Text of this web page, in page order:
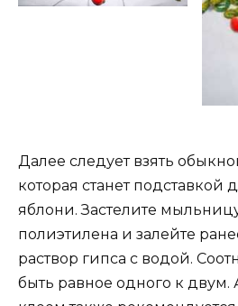
Далее следует взять
которая станет подставкой
яблони. Застелите
полиэтилена и залейте
раствор гипса с водой.
быть равное одного к двум.